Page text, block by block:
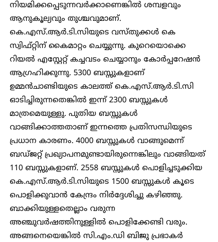
നിയമിക്കപ്പെടുന്നവ‍ർക്കാണെങ്കിൽ ശമ്പളവും
ആനുകൂല്യവും തുശ്ചവുമാണ്.
കെ.എസ്.ആർ.ടി.സിയുടെ വസ്തുക്കൾ കെ
സ്വിഫ്റ്റിന് കൈമാറ്റം ചെയ്യുന്നു. കുറെയൊക്കെ
റിയൽ എസ്റ്റേറ്റ് കച്ചവടം ചെയ്യാനും കോർപ്പറേഷൻ
ആഗ്രഹിക്കുന്നു. 5300 ബസ്സുകളാണ്
ഉമ്മൻചാണ്ടിയുടെ കാലത്ത് കെ.എസ്.ആർ.ടി.സി
ഓടിച്ചിരുന്നതെങ്കിൽ ഇന്ന് 2300 ബസ്സുകൾ
മാത്രമെയുള്ളു. പുതിയ ബസ്സുകൾ
വാങ്ങിക്കാത്തതാണ് ഇന്നത്തെ പ്രതിസന്ധിയുടെ
പ്രധാന കാരണം. 4000 ബസ്സുകൾ വാങ്ങുമെന്ന്
ബഡ്ജറ്റ് പ്രഖ്യാപനമുണ്ടായിരുന്നെങ്കിലും വാങ്ങിയത്
110 ബസ്സുകളാണ്. 2558 ബസ്സുകൾ പൊളിച്ചടുക്കിയ
കെ.എസ്.ആർ.ടി.സിയുടെ 1500 ബസ്സുകൾ കൂടെ
പൊളിക്കുവാൻ കേന്ദ്രം നിർദ്ദേശിച്ചു കഴിഞ്ഞു.
ബാക്കിയുള്ളതെല്ലാം വരുന്ന
അഞ്ചുവർഷത്തിനുള്ളിൽ പൊളിക്കേണ്ടി വരും.
അങ്ങനെയെങ്കിൽ സി.എം.ഡി ബിജു പ്രഭാകർ